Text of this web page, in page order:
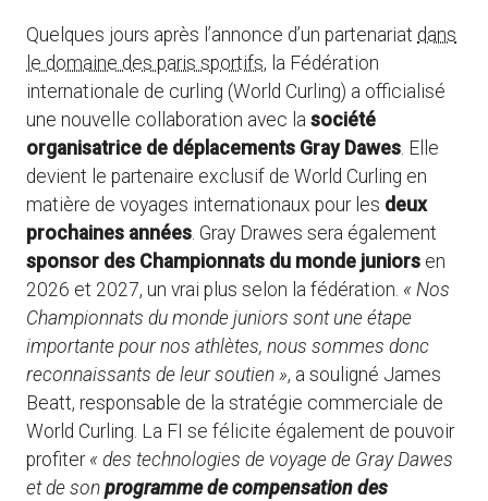
Quelques jours après l’annonce d’un partenariat dans
le domaine des paris sportifs, la Fédération
internationale de curling (World Curling) a officialisé
une nouvelle collaboration avec la société
organisatrice de déplacements Gray Dawes. Elle
devient le partenaire exclusif de World Curling en
matière de voyages internationaux pour les deux
prochaines années. Gray Drawes sera également
sponsor des Championnats du monde juniors en
2026 et 2027, un vrai plus selon la fédération. « Nos
Championnats du monde juniors sont une étape
importante pour nos athlètes, nous sommes donc
reconnaissants de leur soutien », a souligné James
Beatt, responsable de la stratégie commerciale de
World Curling. La FI se félicite également de pouvoir
profiter « des technologies de voyage de Gray Dawes
et de son programme de compensation des